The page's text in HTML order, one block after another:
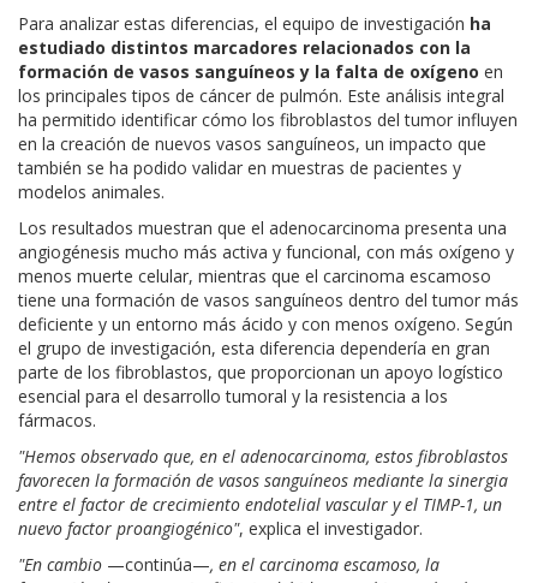
Para analizar estas diferencias, el equipo de investigación ha
estudiado distintos marcadores relacionados con la
formación de vasos sanguíneos y la falta de oxígeno en
los principales tipos de cáncer de pulmón. Este análisis integral
ha permitido identificar cómo los fibroblastos del tumor influyen
en la creación de nuevos vasos sanguíneos, un impacto que
también se ha podido validar en muestras de pacientes y
modelos animales.
Los resultados muestran que el adenocarcinoma presenta una
angiogénesis mucho más activa y funcional, con más oxígeno y
menos muerte celular, mientras que el carcinoma escamoso
tiene una formación de vasos sanguíneos dentro del tumor más
deficiente y un entorno más ácido y con menos oxígeno. Según
el grupo de investigación, esta diferencia dependería en gran
parte de los fibroblastos, que proporcionan un apoyo logístico
esencial para el desarrollo tumoral y la resistencia a los
fármacos.
"Hemos observado que, en el adenocarcinoma, estos fibroblastos
favorecen la formación de vasos sanguíneos mediante la sinergia
entre el factor de crecimiento endotelial vascular y el TIMP-1, un
nuevo factor proangiogénico", explica el investigador.
"En cambio —continúa—, en el carcinoma escamoso, la